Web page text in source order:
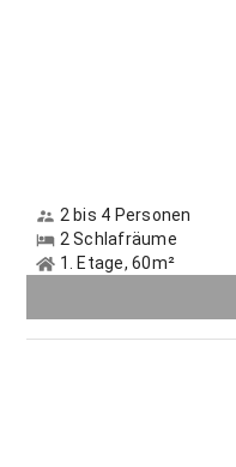
Unser Haus ist gut
Grillabend oder eine
unseren Landhof (6,5 ha
Wald) im Nebenerwerb.
gewachsene
wir heizen mit
eine Solaranlage für
(16,4 kW). Bei der Wahl
Wert auf optimale
einer Sackgasse mitten
2 bis 4 Personen
2 Schlafräume
1. Etage, 60m²